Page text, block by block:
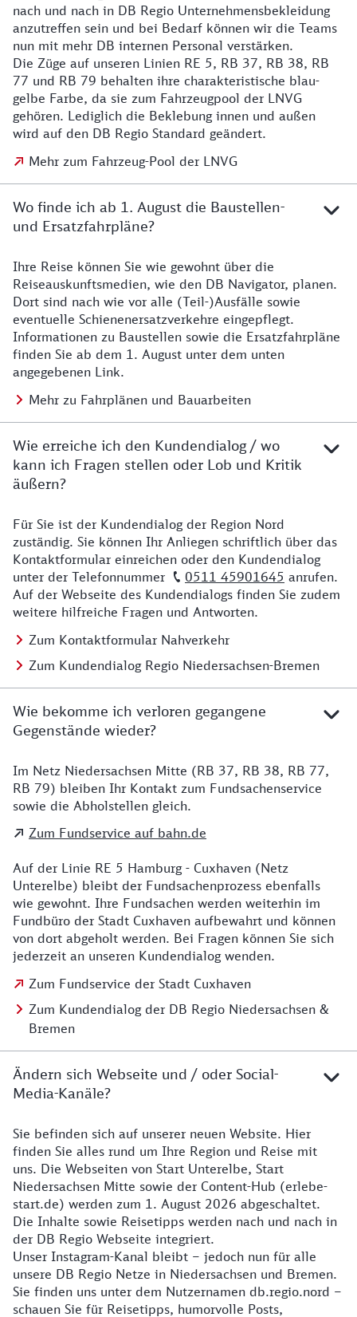
nach und nach in DB Regio Unternehmensbekleidung
anzutreffen sein und bei Bedarf können wir die Teams
nun mit mehr DB internen Personal verstärken.
Die Züge auf unseren Linien RE 5, RB 37, RB 38, RB
77 und RB 79 behalten ihre charakteristische blau-
gelbe Farbe, da sie zum Fahrzeugpool der LNVG
gehören. Lediglich die Beklebung innen und außen
wird auf den DB Regio Standard geändert.
Mehr zum Fahrzeug-Pool der LNVG
Wo finde ich ab 1. August die Baustellen-
und Ersatzfahrpläne?
Details zu Baustelle
Ihre Reise können Sie wie gewohnt über die
Reiseauskunftsmedien, wie den DB Navigator, planen.
Dort sind nach wie vor alle (Teil-)Ausfälle sowie
eventuelle Schienenersatzverkehre eingepflegt.
Informationen zu Baustellen sowie die Ersatzfahrpläne
finden Sie ab dem 1. August unter dem unten
angegebenen Link.
Mehr zu Fahrplänen und Bauarbeiten
Wie erreiche ich den Kundendialog / wo
kann ich Fragen stellen oder Lob und Kritik
äußern?
Details zu Kontakt
Für Sie ist der Kundendialog der Region Nord
zuständig. Sie können Ihr Anliegen schriftlich über das
Kontaktformular einreichen oder den Kundendialog
unter der Telefonnummer
0511 45901645 anrufen.
Auf der Webseite des Kundendialogs finden Sie zudem
weitere hilfreiche Fragen und Antworten.
Zum Kontaktformular Nahverkehr
Zum Kundendialog Regio Niedersachsen-Bremen
Wie bekomme ich verloren gegangene
Gegenstände wieder?
Details zu Kontakt
Im Netz Niedersachsen Mitte (RB 37, RB 38, RB 77,
RB 79) bleiben Ihr Kontakt zum Fundsachenservice
sowie die Abholstellen gleich.
Zum Fundservice auf bahn.de
Auf der Linie RE 5 Hamburg - Cuxhaven (Netz
Unterelbe) bleibt der Fundsachenprozess ebenfalls
wie gewohnt. Ihre Fundsachen werden weiterhin im
Fundbüro der Stadt Cuxhaven aufbewahrt und können
von dort abgeholt werden. Bei Fragen können Sie sich
jederzeit an unseren Kundendialog wenden.
Zum Fundservice der Stadt Cuxhaven
Zum Kundendialog der DB Regio Niedersachsen &
Bremen
Ändern sich Webseite und / oder Social-
Media-Kanäle?
Details zur Website
Sie befinden sich auf unserer neuen Website. Hier
finden Sie alles rund um Ihre Region und Reise mit
uns. Die Webseiten von Start Unterelbe, Start
Niedersachsen Mitte sowie der Content-Hub (erlebe-
start.de) werden zum 1. August 2026 abgeschaltet.
Die Inhalte sowie Reisetipps werden nach und nach in
der DB Regio Webseite integriert.
Unser Instagram-Kanal bleibt – jedoch nun für alle
unsere DB Regio Netze in Niedersachsen und Bremen.
Sie finden uns unter dem Nutzernamen db.regio.nord –
schauen Sie für Reisetipps, humorvolle Posts,